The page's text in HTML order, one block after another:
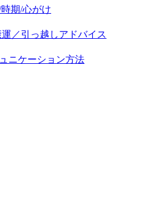
期/心がけ
／引っ越しアドバイス
ニケーション方法